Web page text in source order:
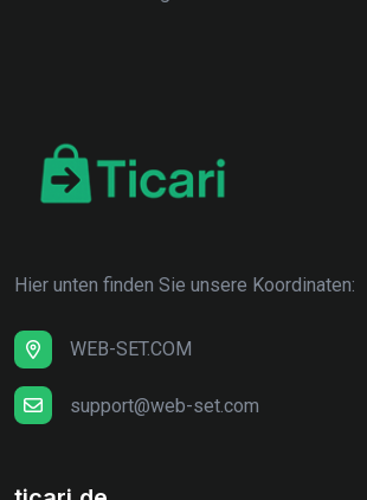
Hier unten finden Sie unsere Koordinaten:
WEB-SET.COM
support@web-set.com